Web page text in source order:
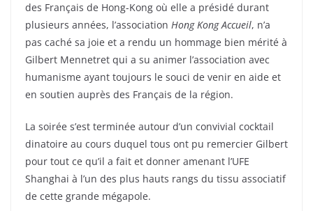
des Français de Hong-Kong où elle a présidé durant
plusieurs années, l’association Hong Kong Accueil, n’a
pas caché sa joie et a rendu un hommage bien mérité à
Gilbert Mennetret qui a su animer l’association avec
humanisme ayant toujours le souci de venir en aide et
en soutien auprès des Français de la région.
La soirée s’est terminée autour d’un convivial cocktail
dinatoire au cours duquel tous ont pu remercier Gilbert
pour tout ce qu’il a fait et donner amenant l’UFE
Shanghai à l’un des plus hauts rangs du tissu associatif
de cette grande mégapole.